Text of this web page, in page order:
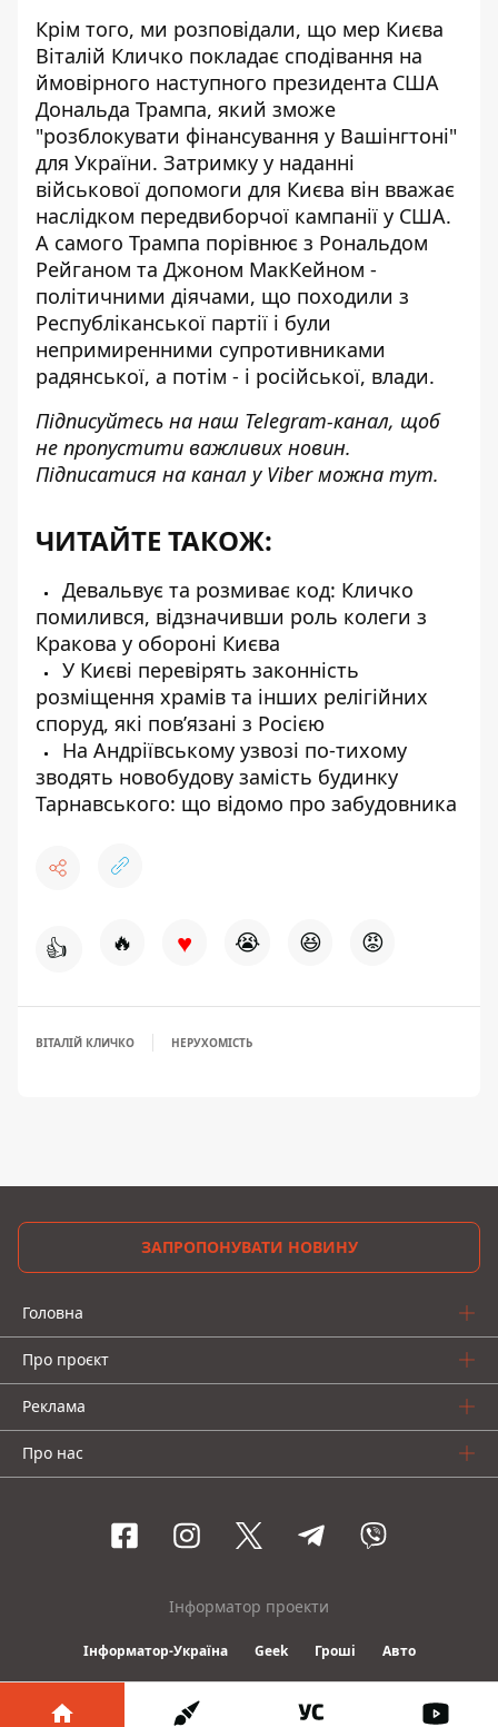
Крім того, ми розповідали, що мер Києва
Віталій Кличко покладає сподівання на
ймовірного наступного президента США
Дональда Трампа, який зможе
"розблокувати фінансування у Вашінгтоні"
для України. Затримку у наданні
військової допомоги для Києва він вважає
наслідком передвиборчої кампанії у США.
А самого Трампа порівнює з Рональдом
Рейганом та Джоном МакКейном -
політичними діячами, що походили з
Республіканської партії і були
непримиренними супротивниками
радянської, а потім - і російської, влади.
Підписуйтесь на наш Telegram-канал, щоб
не пропустити важливих новин.
Підписатися на канал у Viber можна тут.
ЧИТАЙТЕ ТАКОЖ:
Девальвує та розмиває код: Кличко
помилився, відзначивши роль колеги з
Кракова у обороні Києва
У Києві перевірять законність
розміщення храмів та інших релігійних
споруд, які пов’язані з Росією
На Андріївському узвозі по-тихому
зводять новобудову замість будинку
Тарнавського: що відомо про забудовника
👍 🔥 ♥ 😭 😆 😡
ВІТАЛІЙ КЛИЧКО НЕРУХОМІСТЬ
ЗАПРОПОНУВАТИ НОВИНУ
Головна
Про проєкт
Реклама
Про нас
Інформатор проекти
Інформатор-Україна Geek Гроші Авто
© 2016-2026 Informator